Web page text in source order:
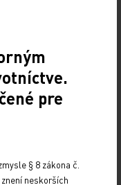
štúdie,
ktorý
pre
§ 8 zákona č.
neskorších